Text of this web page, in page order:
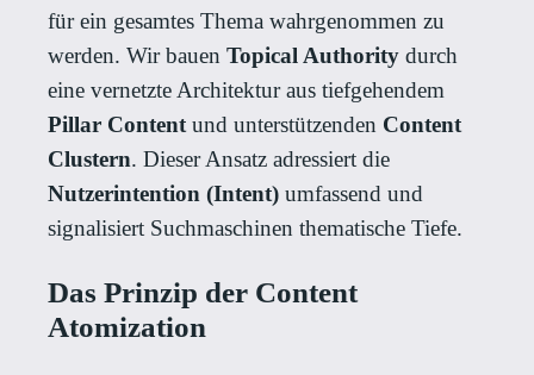
für ein gesamtes Thema wahrgenommen zu
werden. Wir bauen Topical Authority durch
eine vernetzte Architektur aus tiefgehendem
Pillar Content und unterstützenden Content
Clustern. Dieser Ansatz adressiert die
Nutzerintention (Intent) umfassend und
signalisiert Suchmaschinen thematische Tiefe.
Das Prinzip der Content
Atomization